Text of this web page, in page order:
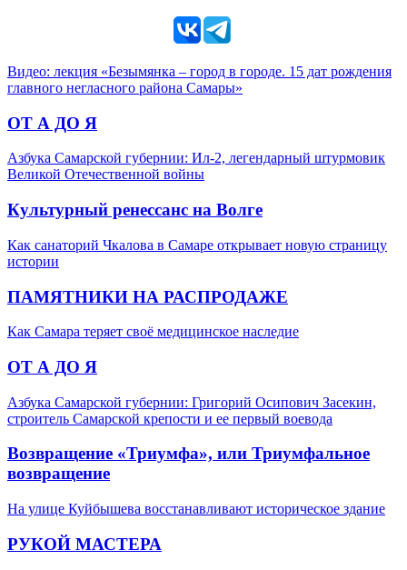
Видео: лекция «Безымянка – город в городе. 15 дат рождения
главного негласного района Самары»
ОТ А ДО Я
Азбука Самарской губернии: Ил-2, легендарный штурмовик
Великой Отечественной войны
Культурный ренессанс на Волге
Как санаторий Чкалова в Самаре открывает новую страницу
истории
ПАМЯТНИКИ НА РАСПРОДАЖЕ
Как Самара теряет своё медицинское наследие
ОТ А ДО Я
Азбука Самарской губернии: Григорий Осипович Засекин,
строитель Самарской крепости и ее первый воевода
Возвращение «Триумфа», или Триумфальное
возвращение
На улице Куйбышева восстанавливают историческое здание
РУКОЙ МАСТЕРА